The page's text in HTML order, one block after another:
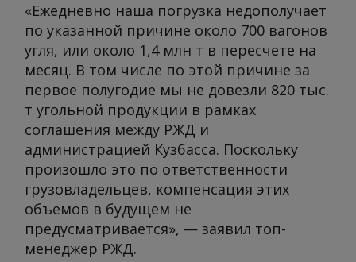
«Ежедневно наша погрузка недополучает
по указанной причине около 700 вагонов
угля, или около 1,4 млн т в пересчете на
месяц. В том числе по этой причине за
первое полугодие мы не довезли 820 тыс.
т угольной продукции в рамках
соглашения между РЖД и
администрацией Кузбасса. Поскольку
произошло это по ответственности
грузовладельцев, компенсация этих
объемов в будущем не
предусматривается», — заявил топ-
менеджер РЖД.